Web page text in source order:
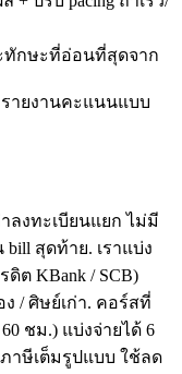
ะทักษะที่อ่อนที่สุดจาก
รายงานคะแนนแบบ
ลงทะเบียนแยก ไม่มี
สุดท้าย. เราแบ่ง
ดิต KBank / SCB)
/ ศิษย์เก่า. คอร์สที่
ชม.) แบ่งจ่ายได้ 6
ภาษีเต็มรูปแบบ ใช้ลด